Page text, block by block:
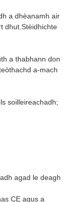
a dhèanamh air
dhut.Stèidhichte
a thabhann don
a-mach
soilleireachadh;
agad le deagh
CE agus a